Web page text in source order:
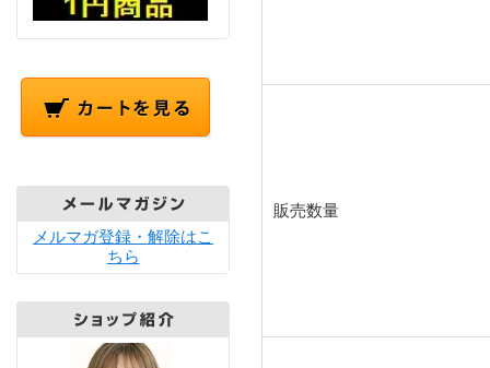
メルマガ登録・解除はこ
ちら
販売数量